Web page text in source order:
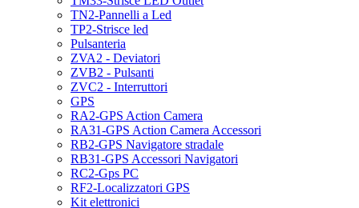
TN2-Pannelli a Led
TP2-Strisce led
Pulsanteria
ZVA2 - Deviatori
ZVB2 - Pulsanti
ZVC2 - Interruttori
GPS
RA2-GPS Action Camera
RA31-GPS Action Camera Accessori
RB2-GPS Navigatore stradale
RB31-GPS Accessori Navigatori
RC2-Gps PC
RF2-Localizzatori GPS
Kit elettronici